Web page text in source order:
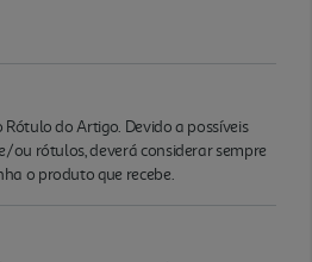
do Artigo. Devido a possíveis
ou rótulos, deverá considerar sempre
o produto que recebe.